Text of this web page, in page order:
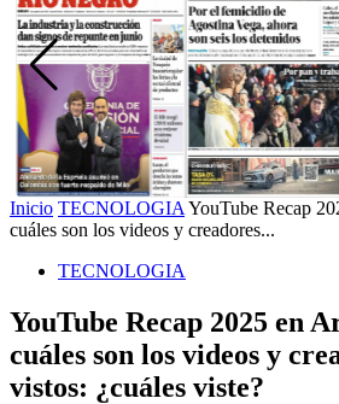
Inicio TECNOLOGIA YouTube Recap
cuáles son los videos y creadores...
TECNOLOGIA
YouTube Recap 2025 en
cuáles son los videos y
vistos: ¿cuáles viste?